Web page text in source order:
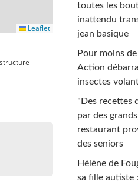
Leaflet
toutes les
inattendu
jean basique
Pour moins
Action
insectes
"Des recettes
par des
restaurant
des seniors
Hélène de
sa fille autiste